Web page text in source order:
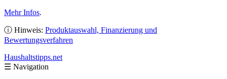
Mehr Infos.
ⓘ Hinweis: Produktauswahl, Finanzierung und
Bewertungsverfahren
Haushaltstipps.net
☰ Navigation